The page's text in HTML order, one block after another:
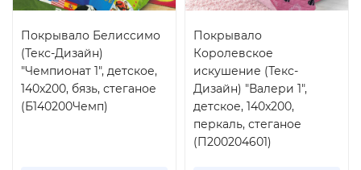
Покрывало Белиссимо
(Текс-Дизайн)
"Чемпионат 1", детское,
140x200, бязь, стеганое
(Б140200Чемп)
Покрывало
Королевское
искушение (Текс-
Дизайн) "Валери 1",
детское, 140x200,
перкаль, стеганое
(П200204601)